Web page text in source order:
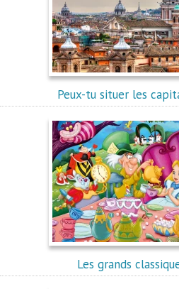
Peux-tu situer les
Les grands